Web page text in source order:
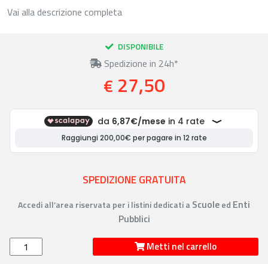
Vai alla descrizione completa
DISPONIBILE
Spedizione in 24h*
€ 27,50
SPEDIZIONE GRATUITA
Accedi all’area riservata per i listini dedicati a Scuoleed Enti
Pubblici
Metti nel carrello